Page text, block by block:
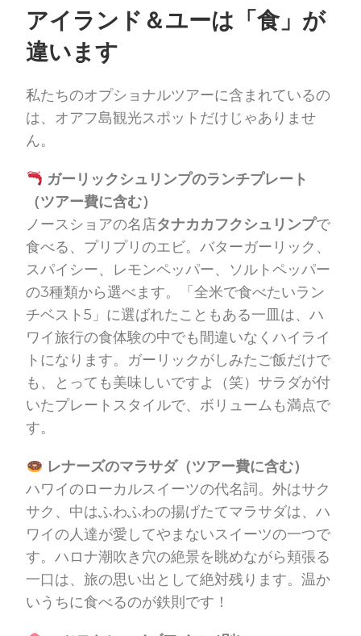
アイランド＆ユーは「食」が
違います
私たちのオプショナルツアーに含まれているの
は、オアフ島観光スポットだけじゃありませ
ん。
ガーリックシュリンプのランチプレート
（ツアー費に含む）
ノースショアの名店タナカカフクシュリンプで
食べる、プリプリのエビ。バターガーリック、
スパイシー、レモンペッパー、ソルトペッパー
の3種類から選べます。「全米で食べたいラン
チベスト5」に選ばれたこともある一皿は、ハ
ワイ旅行の食体験の中でも間違いなくハイライ
トになります。ガーリックがしみたご飯だけで
も、とっても美味しいですよ（笑）サラダが付
いたプレートスタイルで、ボリュームも満点で
す。
レナーズのマラサダ（ツアー費に含む）
ハワイのローカルスイーツの代名詞。外はサク
サク、中はふわふわの揚げたてマラサダは、ハ
ワイの人達が愛してやまないスイーツの一つで
す。ハロナ潮吹き穴の絶景を眺めながら頬張る
一口は、旅の思い出として絶対残ります。温か
いうちに食べるのが鉄則です！